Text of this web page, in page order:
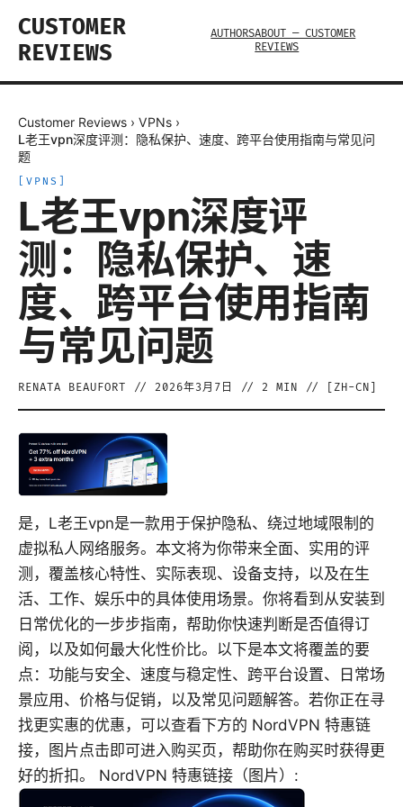
CUSTOMER
REVIEWS
AUTHORSABOUT — CUSTOMER
REVIEWS
Customer Reviews › VPNs ›
L老王vpn深度评测：隐私保护、速度、跨平台使用指南与常见问
题
VPNS
L老王vpn深度评
测：隐私保护、速
度、跨平台使用指南
与常见问题
RENATA BEAUFORT // 2026年3月7日 // 2 MIN // [ ZH-CN
是，L老王vpn是一款用于保护隐私、绕过地域限制的
虚拟私人网络服务。本文将为你带来全面、实用的评
测，覆盖核心特性、实际表现、设备支持，以及在生
活、工作、娱乐中的具体使用场景。你将看到从安装到
日常优化的一步步指南，帮助你快速判断是否值得订
阅，以及如何最大化性价比。以下是本文将覆盖的要
点：功能与安全、速度与稳定性、跨平台设置、日常场
景应用、价格与促销，以及常见问题解答。若你正在寻
找更实惠的优惠，可以查看下方的 NordVPN 特惠链
接，图片点击即可进入购买页，帮助你在购买时获得更
好的折扣。 NordVPN 特惠链接（图片）: